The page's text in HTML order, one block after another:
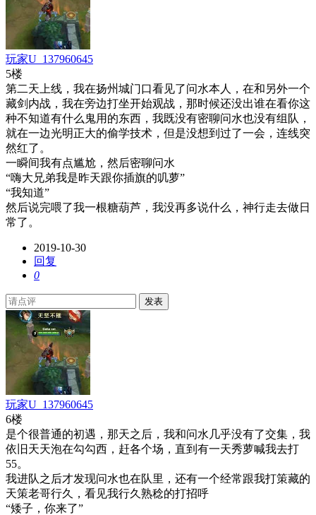
玩家U_137960645
5楼
第二天上线，我在扬州城门口看见了问水本人，在和另外一个
藏剑内战，我在旁边打坐开始观战，那时候还没出谁在看你这
种不知道有什么鬼用的东西，我既没有密聊问水也没有组队，
就在一边光明正大的偷学技术，但是没想到过了一会，连线突
然红了。
一瞬间我有点尴尬，然后密聊问水
“嗨大兄弟我是昨天跟你插旗的叽萝”
“我知道”
然后说完喂了我一根糖葫芦，我没再多说什么，神行走去做日
常了。
2019-10-30
回复
0
发表
玩家U_137960645
6楼
是个很普通的初遇，那天之后，我和问水几乎没有了交集，我
依旧天天泡在勾勾西，赶各个场，直到有一天秀萝喊我去打
55。
我进队之后才发现问水也在队里，还有一个经常跟我打策藏的
天策老哥行久，看见我行久熟稔的打招呼
“矮子，你来了”